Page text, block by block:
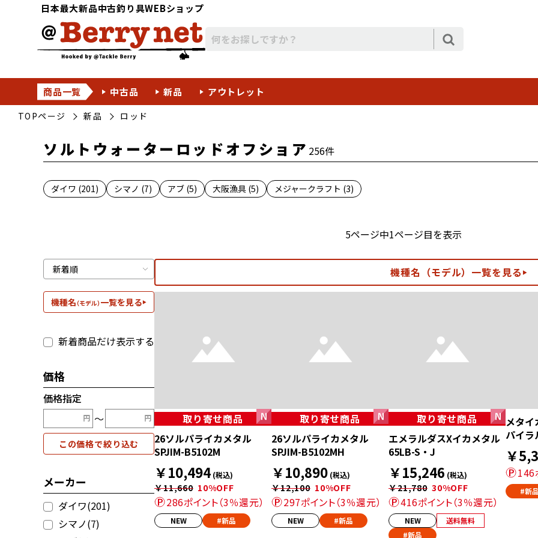
日本最大新品中古釣り具WEBショップ
商品一覧 中古品 新品 アウトレット
TOPページ 新品 ロッド
ソルトウォーターロッドオフショア 256件
ダイワ (201) シマノ (7) アブ (5) 大阪漁具 (5) メジャークラフト (3)
5ページ中1ページ目を表示
機種名（モデル）一覧を見る
新着商品だけ表示する
価格
価格指定
〜
この価格で絞り込む
メーカー
ダイワ(201)
シマノ(7)
機種名（モデル）一覧を見る
取り寄せ商品
26ソルパライカメタル
SPJIM-B5102M
￥10,494 (税込)
￥11,660 10%OFF
286ポイント（3％還元）
NEW #新品
取り寄せ商品
26ソルパライカメタル
SPJIM-B5102MH
￥10,890 (税込)
￥12,100 10%OFF
297ポイント（3％還元）
NEW #新品
取り寄せ商品
エメラルダスXイカメタル
65LB-S・J
￥15,246 (税込)
￥21,780 30%OFF
416ポイント（3％還元）
NEW
送料無料
#新品
メタ
パイラ
￥
146
#新